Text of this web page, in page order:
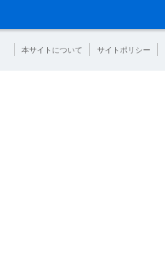
本サイトについて サイトポリシー